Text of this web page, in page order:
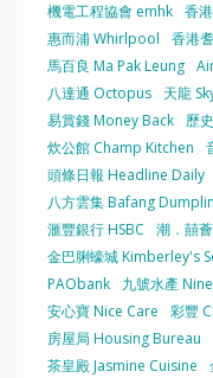
機電工程協會 emhk 香
惠而浦 Whirlpool
香港
馬百良 Ma Pak Leung
八達通 Octopus
天龍
易賞錢 Money Back
歷
炊公館 Champ Kitchen
頭條日報 Headline Daily
八方雲集 Bafang
滙豐銀行 HSBC
潮．囍
金巴脷蠔城 Kimberley's
PAObank
九號水產
安心寶 Nice Care
彩豐
房屋局 Housing Bureau
茶皇殿 Jasmine Cuisine